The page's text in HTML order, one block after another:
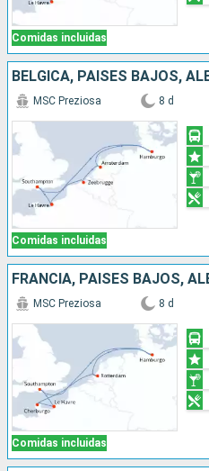
Comidas incluidas
Comidas incluidas
MSC Preziosa 8 d
Comidas incluidas
MSC Preziosa 8 d